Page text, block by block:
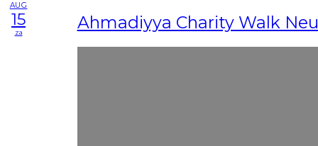
AUG
15
za Ahmadiyya Charity Walk